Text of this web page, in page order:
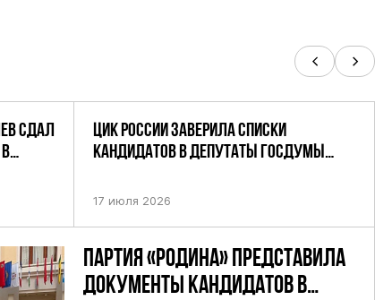
СДАЛ
ЦИК РОССИИ ЗАВЕРИЛА СПИСКИ
КАНДИДАТОВ В ДЕПУТАТЫ ГОСДУМЫ
17 июля 2026
ПАРТИЯ «РОДИНА» ПРЕДСТАВИЛА
ДОКУМЕНТЫ КАНДИДАТОВ В